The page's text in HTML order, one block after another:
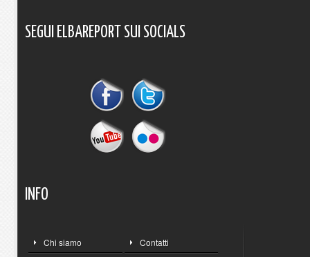
SEGUI ELBAREPORT SUI SOCIALS
INFO
Chi siamo Contatti